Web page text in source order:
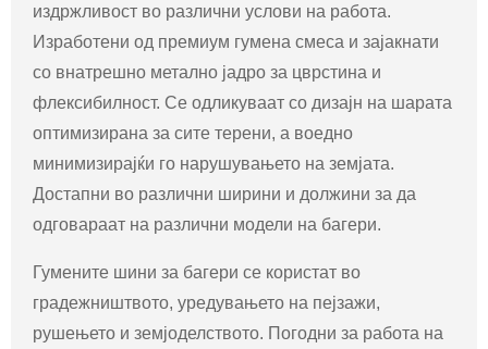
издржливост во различни услови на работа.
Изработени од премиум гумена смеса и зајакнати
со внатрешно метално јадро за цврстина и
флексибилност. Се одликуваат со дизајн на шарата
оптимизирана за сите терени, а воедно
минимизирајќи го нарушувањето на земјата.
Достапни во различни ширини и должини за да
одговараат на различни модели на багери.
Гумените шини за багери се користат во
градежништвото, уредувањето на пејзажи,
рушењето и земјоделството. Погодни за работа на